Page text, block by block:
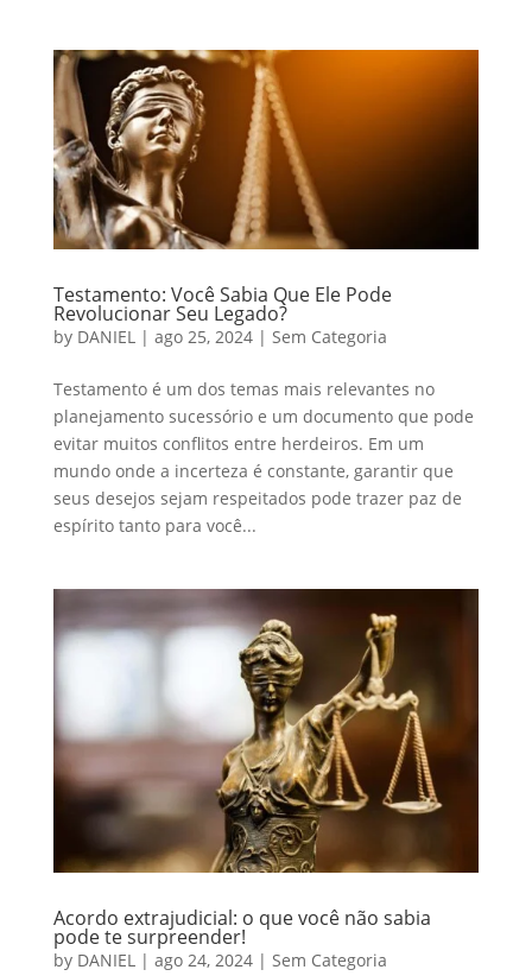
Testamento: Você Sabia Que Ele Pode
Revolucionar Seu Legado?
by DANIEL| ago 25, 2024| Sem Categoria
Testamento é um dos temas mais relevantes no
planejamento sucessório e um documento que pode
evitar muitos conflitos entre herdeiros. Em um
mundo onde a incerteza é constante, garantir que
seus desejos sejam respeitados pode trazer paz de
espírito tanto para você...
Acordo extrajudicial: o que você não sabia
pode te surpreender!
by DANIEL| ago 24, 2024| Sem Categoria